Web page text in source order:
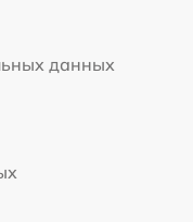
данных